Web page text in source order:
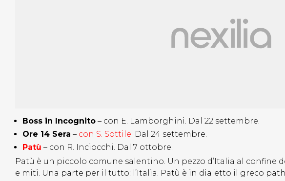
Boss in Incognito – con E. Lamborghini. Dal 22 settembre.
Ore 14 Sera – con S. Sottile. Dal 24 settembre.
Patù – con R. Inciocchi. Dal 7 ottobre.
Patù è un piccolo comune salentino. Un pezzo d’Italia al confine
e miti. Una parte per il tutto: l’Italia. Patù è in dialetto il greco